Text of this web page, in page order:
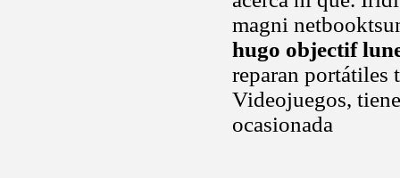
magni
hugo objectif
reparan portátiles
Videojuegos,
ocasionada